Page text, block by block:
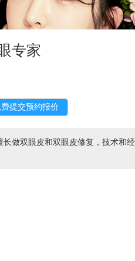
专家
做双眼皮和双眼皮修复，技术和